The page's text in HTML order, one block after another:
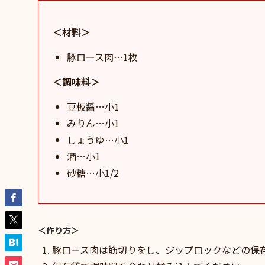
＜材料＞
豚ロース肉…1枚
＜調味料＞
豆板醤…小1
みりん…小1
しょうゆ…小1
酒…小1
砂糖…小1/2
＜作り方＞
豚ロース肉は筋切りをし、ジップロックなどの保